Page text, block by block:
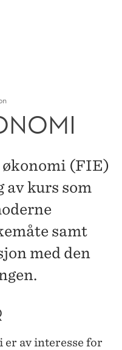
(FIE)
kurs som
samt
med den
av interesse for